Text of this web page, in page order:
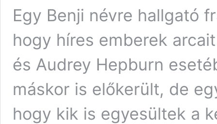
Egy Benji névre hallgató
hogy híres emberek
és Audrey Hepburn
máskor is előkerült, de
hogy kik is egyesültek a